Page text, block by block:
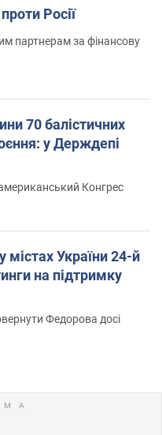
Росії
партнерам за фінансову
70 балістичних
у Держдепі
Конгрес
містах України 24-й
на підтримку
Федорова досі